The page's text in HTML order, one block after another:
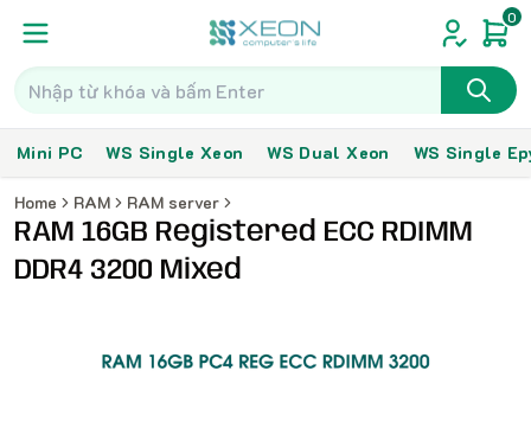
0
Mini PC WS Single Xeon WS Dual Xeon WS Single
Home RAM RAM server
RAM 16GB Registered ECC RDIMM
DDR4 3200 Mixed